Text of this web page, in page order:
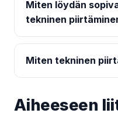
Miten löydän
tekninen
Miten tekninen
Aiheeseen